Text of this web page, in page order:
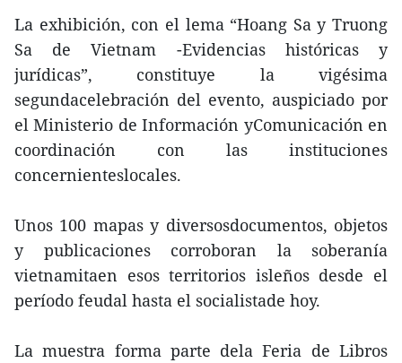
La exhibición, con el lema “Hoang Sa y Truong
Sa de Vietnam -Evidencias históricas y
jurídicas”, constituye la vigésima
segundacelebración del evento, auspiciado por
el Ministerio de Información yComunicación en
coordinación con las instituciones
concernienteslocales.
Unos 100 mapas y diversosdocumentos, objetos
y publicaciones corroboran la soberanía
vietnamitaen esos territorios isleños desde el
período feudal hasta el socialistade hoy.
La muestra forma parte dela Feria de Libros